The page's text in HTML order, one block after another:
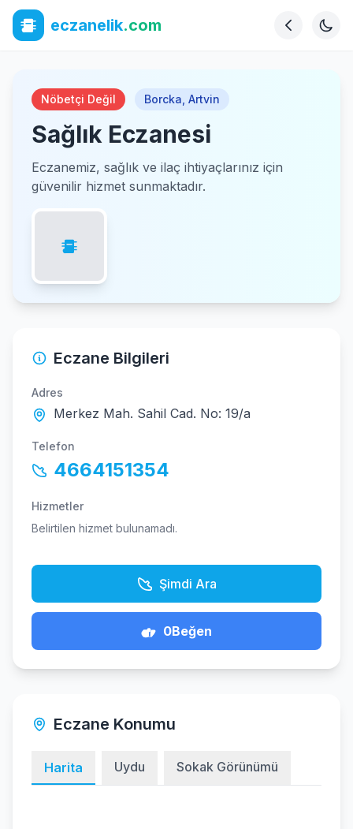
eczanelik.com
Nöbetçi Değil Borcka Artvin
Sağlık Eczanesi
Eczanemiz, sağlık ve ilaç ihtiyaçlarınız için
güvenilir hizmet sunmaktadır.
Eczane Bilgileri
Adres
Merkez Mah. Sahil Cad. No: 19/a
Telefon
4664151354
Hizmetler
Belirtilen hizmet bulunamadı.
Şimdi Ara
0Beğen
Eczane Konumu
Harita Uydu Sokak Görünümü